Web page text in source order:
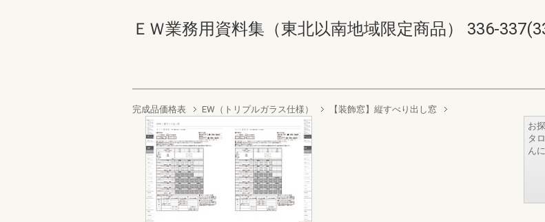
ＥＷ業務用資料集（東北以南地域限定商品） 336-
完成品価格表 EW（トリプルガラス仕様） 【装飾窓】縦すべり出し窓
お
タ
ん